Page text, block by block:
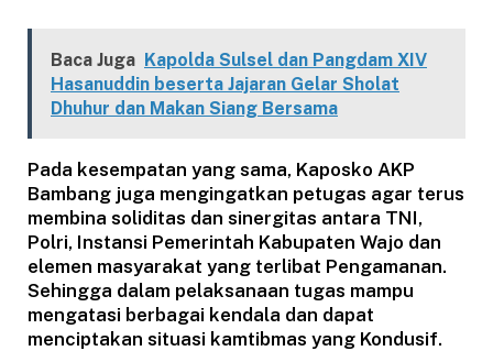
Baca Juga Kapolda Sulsel dan Pangdam XIV
Hasanuddin beserta Jajaran Gelar Sholat
Dhuhur dan Makan Siang Bersama
Pada kesempatan yang sama, Kaposko AKP
Bambang juga mengingatkan petugas agar terus
membina soliditas dan sinergitas antara TNI,
Polri, Instansi Pemerintah Kabupaten Wajo dan
elemen masyarakat yang terlibat Pengamanan.
Sehingga dalam pelaksanaan tugas mampu
mengatasi berbagai kendala dan dapat
menciptakan situasi kamtibmas yang Kondusif.